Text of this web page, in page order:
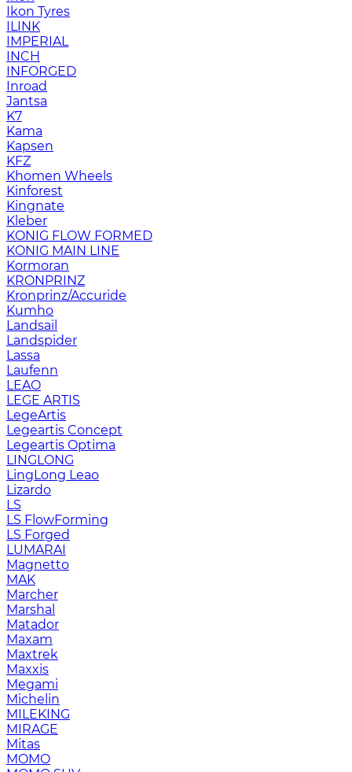
Ikon Tyres
ILINK
IMPERIAL
INCH
INFORGED
Inroad
Jantsa
K7
Kama
Kapsen
KFZ
Khomen Wheels
Kinforest
Kingnate
Kleber
KONIG FLOW FORMED
KONIG MAIN LINE
Kormoran
KRONPRINZ
Kronprinz/Accuride
Kumho
Landsail
Landspider
Lassa
Laufenn
LEAO
LEGE ARTIS
LegeArtis
Legeartis Concept
Legeartis Optima
LINGLONG
LingLong Leao
Lizardo
LS
LS FlowForming
LS Forged
LUMARAI
Magnetto
MAK
Marcher
Marshal
Matador
Maxam
Maxtrek
Maxxis
Megami
Michelin
MILEKING
MIRAGE
Mitas
MOMO